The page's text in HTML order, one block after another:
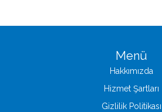
Menü
Hakkımızda
Hizmet Şartları
Gizlilik Politikası